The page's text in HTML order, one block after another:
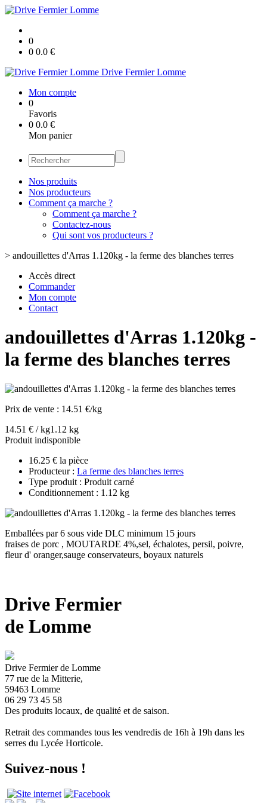
0
0 0.0 €
Drive Fermier Lomme
Mon compte
0
Favoris
0 0.0 €
Mon panier
Nos produits
Nos producteurs
Comment ça marche ?
Comment ça marche ?
Contactez-nous
Qui sont vos producteurs ?
> andouillettes d'Arras 1.120kg - la ferme des blanches terres
Accès direct
Commander
Mon compte
Contact
andouillettes d'Arras 1.120kg -
la ferme des blanches terres
Prix de vente : 14.51 €/kg
14.51 € / kg1.12 kg
Produit indisponible
16.25 € la pièce
Producteur : La ferme des blanches terres
Type produit : Produit carné
Conditionnement : 1.12 kg
Emballées par 6 sous vide DLC minimum 15 jours
fraises de porc , MOUTARDE 4%,sel, échalotes, persil, poivre,
fleur d' oranger,sauge conservateurs, boyaux naturels
Drive Fermier
de Lomme
Drive Fermier de Lomme
77 rue de la Mitterie,
59463 Lomme
06 29 73 45 58
Des produits locaux, de qualité et de saison.
Retrait des commandes tous les vendredis de 16h à 19h dans les
serres du Lycée Horticole.
Suivez-nous !